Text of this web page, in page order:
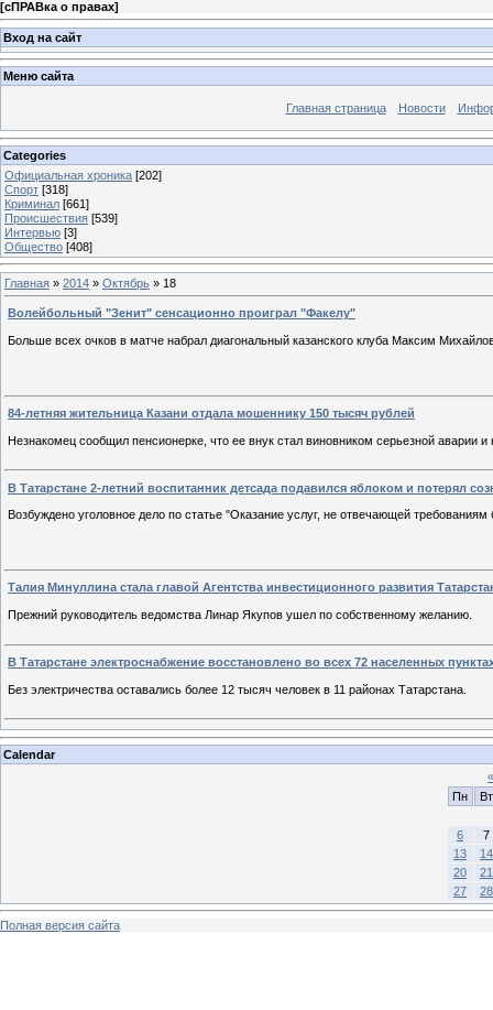
[сПРАВка о правах]
Вход на сайт
Меню сайта
Главная страница Новости
Categories
Официальная хроника [202]
Спорт [318]
Криминал [661]
Происшествия [539]
Интервью [3]
Общество [408]
Главная » 2014 » Октябрь » 18
Волейбольный "Зенит" сенсационно проиграл "Факелу"
Больше всех очков в матче набрал диагональный казанского клуба Максим
84-летняя жительница Казани отдала мошеннику 150 тысяч рублей
Незнакомец сообщил пенсионерке, что ее внук стал виновником серьезной аварии и
В Татарстане 2-летний воспитанник детсада подавился яблоком и потерял
Возбуждено уголовное дело по статье "Оказание услуг, не отвечающей
Талия Минуллина стала главой Агентства инвестиционного развития
Прежний руководитель ведомства Линар Якупов ушел по собственному желанию.
В Татарстане электроснабжение восстановлено во всех 72 населенных
Без электричества оставались более 12 тысяч человек в 11 районах Татарстана.
Calendar
«
Пн
Вт
6
7
13
14
20
21
27
28
Полная версия сайта